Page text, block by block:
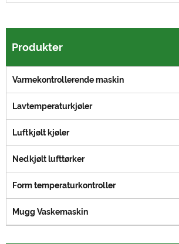
Produkter
Varmekontrollerende maskin
Lavtemperaturkjøler
Luftkjølt kjøler
Nedkjølt lufttørker
Form temperaturkontroller
Mugg Vaskemaskin